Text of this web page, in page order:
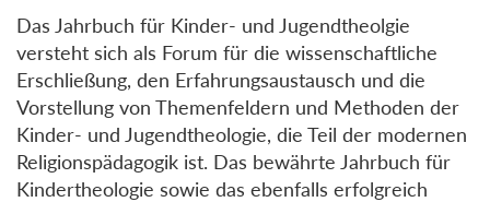
Das Jahrbuch für Kinder- und Jugendtheolgie
versteht sich als Forum für die wissenschaftliche
Erschließung, den Erfahrungsaustausch und die
Vorstellung von Themenfeldern und Methoden der
Kinder- und Jugendtheologie, die Teil der modernen
Religionspädagogik ist. Das bewährte Jahrbuch für
Kindertheologie sowie das ebenfalls erfolgreich